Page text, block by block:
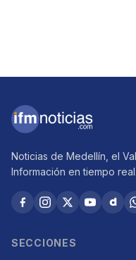
Noticias de Medellín, el
Información en tiempo real.
SECCIONES